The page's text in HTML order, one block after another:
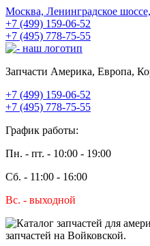
Москва, Ленинградское
+7 (499) 159-06-52
+7 (495) 778-75-55
Запчасти Америка, Европа,
+7 (499) 159-06-52
+7 (495) 778-75-55
График работы:
Пн. - пт. - 10:00 - 19:00
Сб. - 11:00 - 16:00
Вс. - выходной